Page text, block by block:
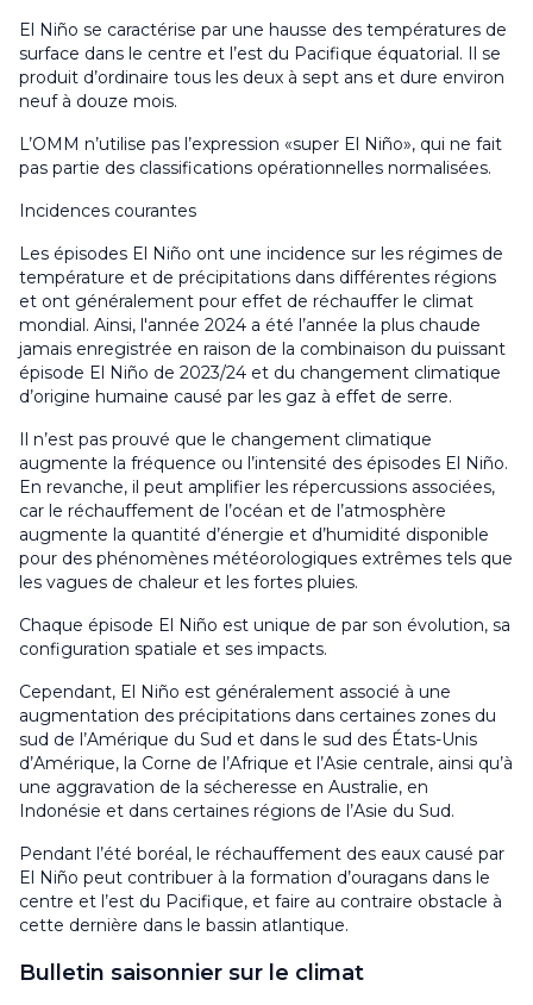
El Niño se caractérise par une hausse des températures de
surface dans le centre et l’est du Pacifique équatorial. Il se
produit d’ordinaire tous les deux à sept ans et dure environ
neuf à douze mois.
L’OMM n’utilise pas l’expression «super El Niño», qui ne fait
pas partie des classifications opérationnelles normalisées.
Incidences courantes
Les épisodes El Niño ont une incidence sur les régimes de
température et de précipitations dans différentes régions
et ont généralement pour effet de réchauffer le climat
mondial. Ainsi, l'année 2024 a été l’année la plus chaude
jamais enregistrée en raison de la combinaison du puissant
épisode El Niño de 2023/24 et du changement climatique
d’origine humaine causé par les gaz à effet de serre.
Il n’est pas prouvé que le changement climatique
augmente la fréquence ou l’intensité des épisodes El Niño.
En revanche, il peut amplifier les répercussions associées,
car le réchauffement de l’océan et de l’atmosphère
augmente la quantité d’énergie et d’humidité disponible
pour des phénomènes météorologiques extrêmes tels que
les vagues de chaleur et les fortes pluies.
Chaque épisode El Niño est unique de par son évolution, sa
configuration spatiale et ses impacts.
Cependant, El Niño est généralement associé à une
augmentation des précipitations dans certaines zones du
sud de l’Amérique du Sud et dans le sud des États-Unis
d’Amérique, la Corne de l’Afrique et l’Asie centrale, ainsi qu’à
une aggravation de la sécheresse en Australie, en
Indonésie et dans certaines régions de l’Asie du Sud.
Pendant l’été boréal, le réchauffement des eaux causé par
El Niño peut contribuer à la formation d’ouragans dans le
centre et l’est du Pacifique, et faire au contraire obstacle à
cette dernière dans le bassin atlantique.
Bulletin saisonnier sur le climat